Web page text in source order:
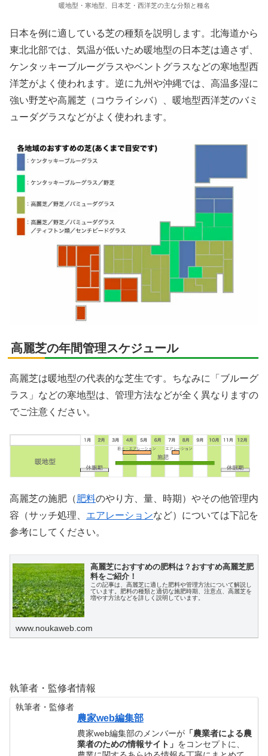
暖地型・寒地型、日本芝・西洋芝の主な分類と種名
日本を例に適している芝の種類を説明します。北海道から
東北北部では、気温が低いため暖地型の日本芝は適さず、
ケンタッキーブルーグラスやベントグラスなどの寒地型西
洋芝がよく使われます。逆に九州や沖縄では、高温多湿に
強い野芝や高麗芝（コウライシバ）、暖地型西洋芝のバミ
ューダグラスなどがよく使われます。
高麗芝の年間管理スケジュール
高麗芝は暖地型の代表的な芝生です。ちなみに「ブルーグ
ラス」などの寒地型は、管理方法などが全く異なりますの
でご注意ください。
高麗芝の施肥（肥料のやり方、量、時期）やその他管理内
容（サッチ処理、 エアレーションなど）については下記を
参考にしてください。
高麗芝におすすめの肥料は？おすすめ高麗芝肥
料をご紹介！
この記事は、高麗芝に適した肥料や管理方法について解説し
ています。肥料の種類と適切な施肥時期、注意点、高麗芝を
増やす方法などを詳しく説明しています。
www.noukaweb.com
執筆者・監修者情報
執筆者・監修者
農家web編集部
農家web編集部のメンバーが 「農業者による農
業者のための情報サイト」 をコンセプトに、